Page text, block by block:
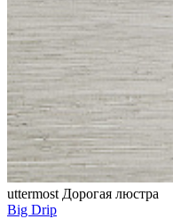
uttermost Дорогая люстра
Big Drip